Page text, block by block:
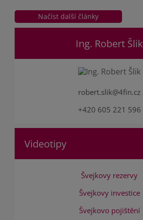
Ing. Robert Šlik
robert.slik@4fin.cz
+420 605 221 596
Videotipy
Švejkovy rezervy
Švejkovy investice
Švejkovo pojištění